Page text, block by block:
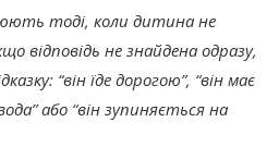
тоді, коли дитина не
відповідь не знайдена одразу,
“він їде дорогою”, “він має
або “він зупиняється на